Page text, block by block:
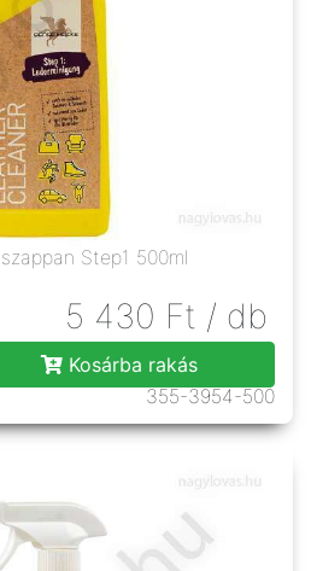
Step1 500ml
5 430 Ft / db
Kosárba rakás
355-3954-500